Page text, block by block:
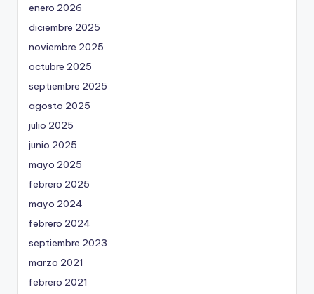
enero 2026
diciembre 2025
noviembre 2025
octubre 2025
septiembre 2025
agosto 2025
julio 2025
junio 2025
mayo 2025
febrero 2025
mayo 2024
febrero 2024
septiembre 2023
marzo 2021
febrero 2021